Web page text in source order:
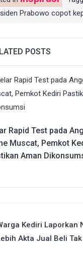
Prabowo copot
POSTS
Rapid Test pada
Muscat, Pemkot
Aman
Kediri Laporkan
Akta Jual Beli